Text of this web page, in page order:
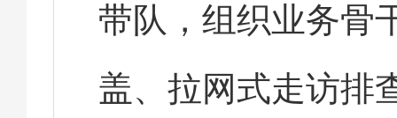
带队，组织业务骨
盖、拉网式走访排